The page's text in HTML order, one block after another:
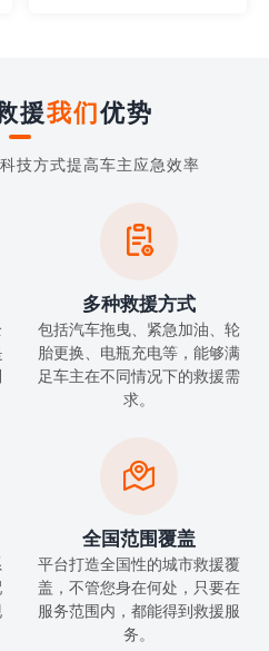
援我们优势
技方式提高车主应急效率

多种救援方式
包括汽车拖曳、紧急加油、轮
胎更换、电瓶充电等，能够满
足车主在不同情况下的救援需
求。

全国范围覆盖
平台打造全国性的城市救援覆
盖，不管您身在何处，只要在
服务范围内，都能得到救援服
务。